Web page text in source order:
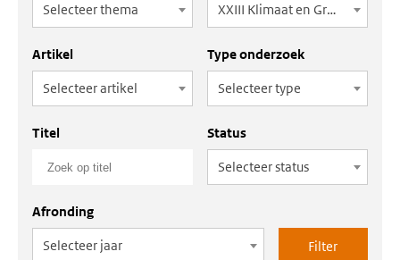
Selecteer thema
XXIII Klimaat en Groene Groei
Artikel
Selecteer artikel
Type onderzoek
Selecteer type
Titel
Status
Selecteer status
Afronding
Selecteer jaar